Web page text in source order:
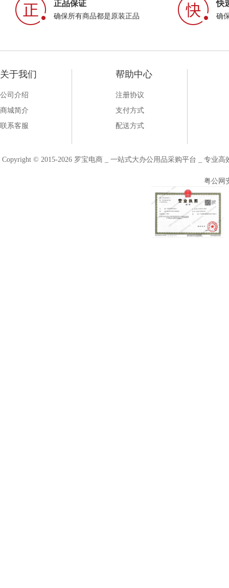
正品保证
确保所有商品都是原装正品
快
确
关于我们
公司介绍
商城简介
联系客服
帮助中心
注册协议
支付方式
配送方式
Copyright © 2015-2026 罗宝电商 _ 一站式大办公用品采购平台 _ 专业
粤公网